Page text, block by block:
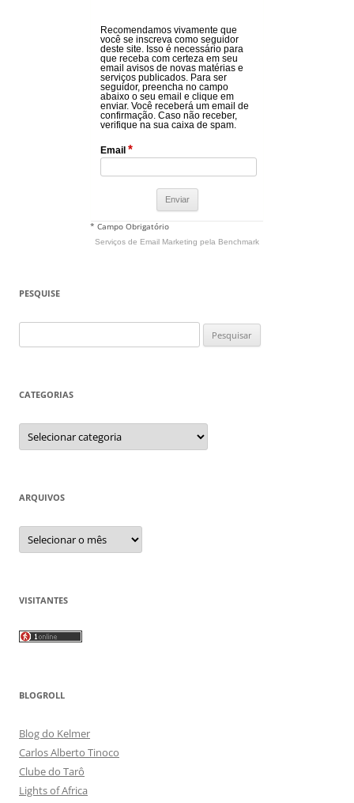
Recomendamos vivamente que
você se inscreva como seguidor
deste site. Isso é necessário para
que receba com certeza em seu
email avisos de novas matérias e
serviços publicados. Para ser
seguidor, preencha no campo
abaixo o seu email e clique em
enviar. Você receberá um email de
confirmação. Caso não receber,
verifique na sua caixa de spam.
Email *
* Campo Obrigatório
Serviços de Email Marketing pela Benchmark
PESQUISE
por:
CATEGORIAS
Categorias
ARQUIVOS
Arquivos
VISITANTES
BLOGROLL
Blog do Kelmer
Carlos Alberto Tinoco
Clube do Tarô
Lights of Africa